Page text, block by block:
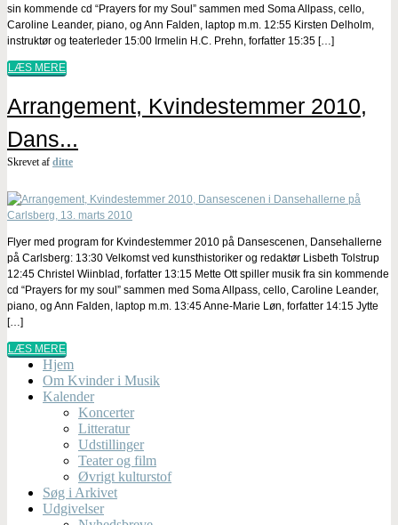
sin kommende cd “Prayers for my Soul” sammen med Soma Allpass, cello,
Caroline Leander, piano, og Ann Falden, laptop m.m. 12:55 Kirsten Delholm,
instruktør og teaterleder 15:00 Irmelin H.C. Prehn, forfatter 15:35 […]
LÆS MERE
Arrangement, Kvindestemmer 2010,
Dans...
Skrevet af ditte
Flyer med program for Kvindestemmer 2010 på Dansescenen, Dansehallerne
på Carlsberg: 13:30 Velkomst ved kunsthistoriker og redaktør Lisbeth Tolstrup
12:45 Christel Wiinblad, forfatter 13:15 Mette Ott spiller musik fra sin kommende
cd “Prayers for my soul” sammen med Soma Allpass, cello, Caroline Leander,
piano, og Ann Falden, laptop m.m. 13:45 Anne-Marie Løn, forfatter 14:15 Jytte
[…]
LÆS MERE
Hjem
Om Kvinder i Musik
Kalender
Koncerter
Litteratur
Udstillinger
Teater og film
Øvrigt kulturstof
Søg i Arkivet
Udgivelser